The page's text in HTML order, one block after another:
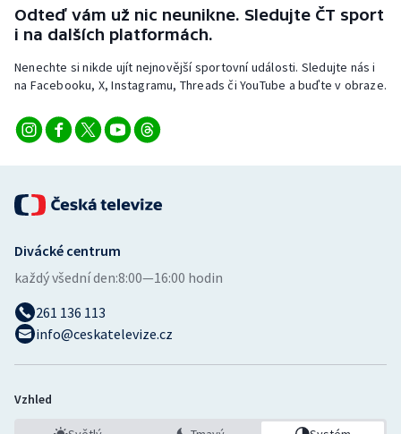
Odteď vám už nic neunikne. Sledujte ČT sport
i na dalších platformách.
Nenechte si nikde ujít nejnovější sportovní události. Sledujte nás i
na Facebooku, X, Instagramu, Threads či YouTube a buďte v obraze.
Divácké centrum
každý všední den:8:00—16:00 hodin
261 136 113
info@ceskatelevize.cz
Vzhled